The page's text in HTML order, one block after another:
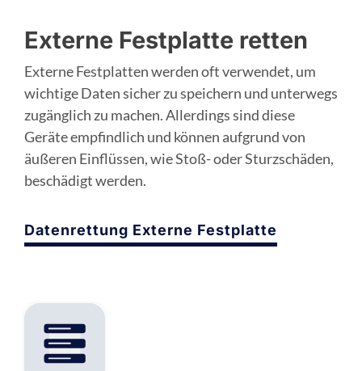
Externe Festplatte retten
Externe Festplatten werden oft verwendet, um
wichtige Daten sicher zu speichern und unterwegs
zugänglich zu machen. Allerdings sind diese
Geräte empfindlich und können aufgrund von
äußeren Einflüssen, wie Stoß- oder Sturzschäden,
beschädigt werden.
Datenrettung Externe Festplatte